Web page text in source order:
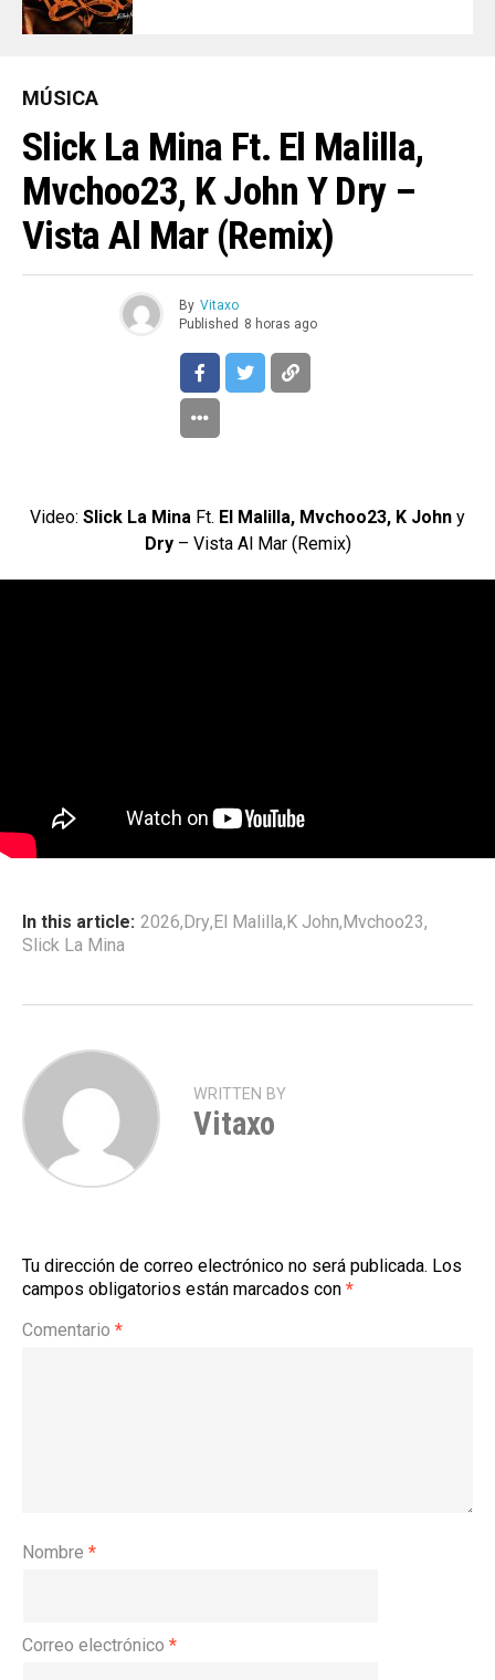
MÚSICA
Slick La Mina Ft. El Malilla,
Mvchoo23, K John Y Dry –
Vista Al Mar (Remix)
By Vitaxo
Published 8 horas ago
Video: Slick La Mina Ft. El Malilla, Mvchoo23, K John y
Dry – Vista Al Mar (Remix)
In this article: 2026,Dry,El Malilla,K John,Mvchoo23,
Slick La Mina
WRITTEN BY
Vitaxo
Tu dirección de correo electrónico no será publicada. Los
campos obligatorios están marcados con *
Comentario *
Nombre *
Correo electrónico *